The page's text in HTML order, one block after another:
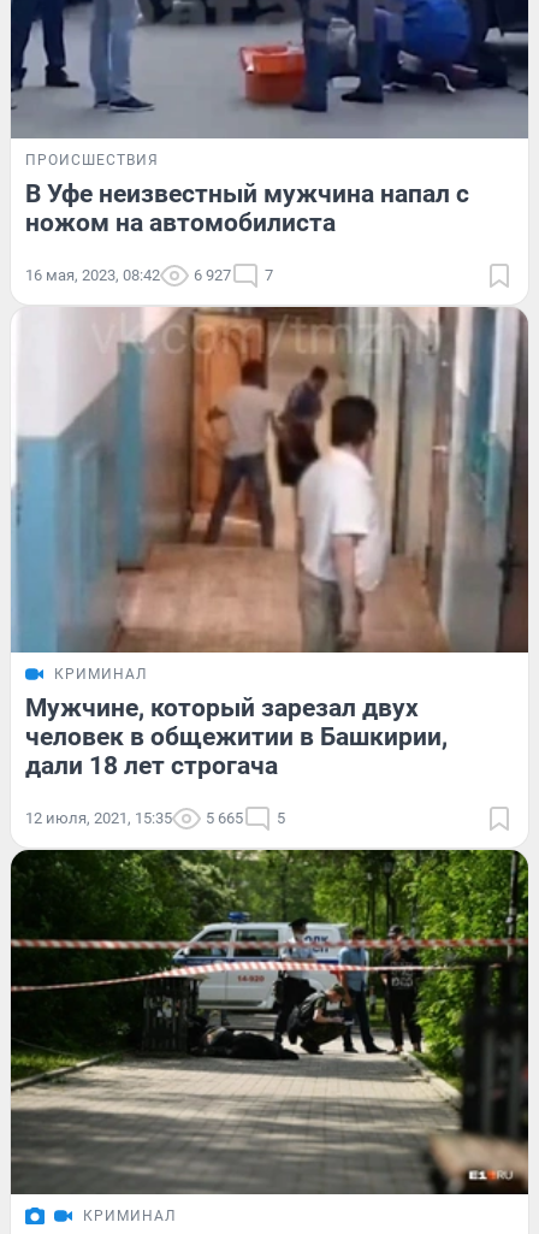
ПРОИСШЕСТВИЯ
В Уфе неизвестный мужчина напал с
ножом на автомобилиста
16 мая, 2023, 08:42 6 927 7
КРИМИНАЛ
Мужчине, который зарезал двух
человек в общежитии в Башкирии,
дали 18 лет строгача
12 июля, 2021, 15:35 5 665 5
КРИМИНАЛ